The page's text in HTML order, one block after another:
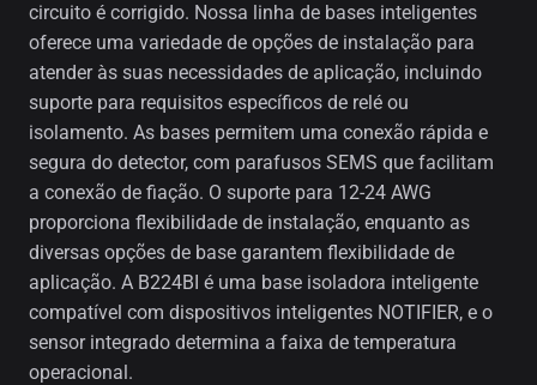
circuito é corrigido. Nossa linha de bases inteligentes
oferece uma variedade de opções de instalação para
atender às suas necessidades de aplicação, incluindo
suporte para requisitos específicos de relé ou
isolamento. As bases permitem uma conexão rápida e
segura do detector, com parafusos SEMS que facilitam
a conexão de fiação. O suporte para 12-24 AWG
proporciona flexibilidade de instalação, enquanto as
diversas opções de base garantem flexibilidade de
aplicação. A B224BI é uma base isoladora inteligente
compatível com dispositivos inteligentes NOTIFIER, e o
sensor integrado determina a faixa de temperatura
operacional.